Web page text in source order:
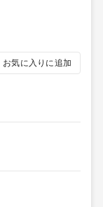
お気に入りに追加